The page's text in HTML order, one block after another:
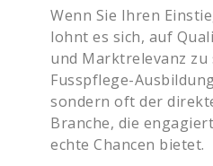
Wenn Sie Ihren
lohnt es sich, auf
und Marktrelevanz zu
Fusspflege-
sondern oft der
Branche, die
echte Chancen bietet.